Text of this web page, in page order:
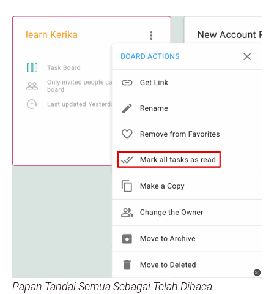
Papan Tandai Semua Sebagai Telah Dibaca